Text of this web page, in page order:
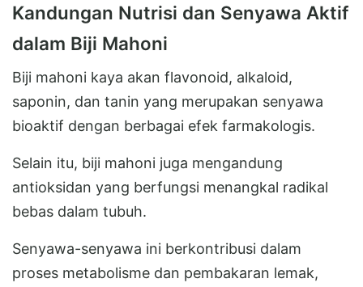
Kandungan Nutrisi dan Senyawa Aktif
dalam Biji Mahoni
Biji mahoni kaya akan flavonoid, alkaloid,
saponin, dan tanin yang merupakan senyawa
bioaktif dengan berbagai efek farmakologis.
Selain itu, biji mahoni juga mengandung
antioksidan yang berfungsi menangkal radikal
bebas dalam tubuh.
Senyawa-senyawa ini berkontribusi dalam
proses metabolisme dan pembakaran lemak,